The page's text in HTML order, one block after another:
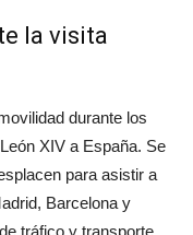
la visita
durante los
XIV a España. Se
para asistir a
Barcelona y